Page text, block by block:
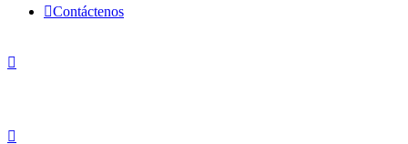
Contáctenos